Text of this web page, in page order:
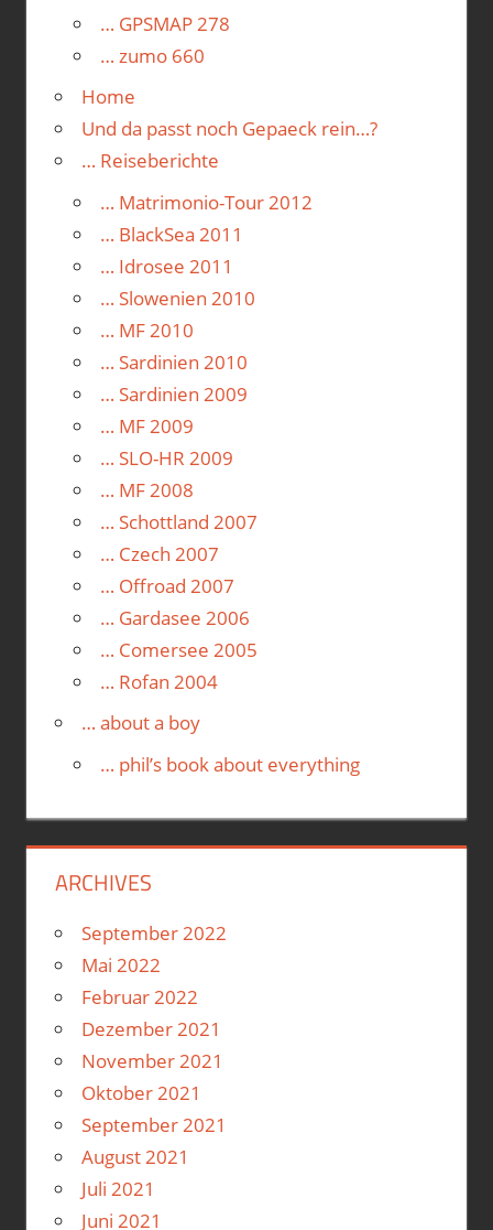
… GPSMAP 278
… zumo 660
Home
Und da passt noch Gepaeck rein…?
… Reiseberichte
… Matrimonio-Tour 2012
… BlackSea 2011
… Idrosee 2011
… Slowenien 2010
… MF 2010
… Sardinien 2010
… Sardinien 2009
… MF 2009
… SLO-HR 2009
… MF 2008
… Schottland 2007
… Czech 2007
… Offroad 2007
… Gardasee 2006
… Comersee 2005
… Rofan 2004
… about a boy
… phil’s book about everything
ARCHIVES
September 2022
Mai 2022
Februar 2022
Dezember 2021
November 2021
Oktober 2021
September 2021
August 2021
Juli 2021
Juni 2021